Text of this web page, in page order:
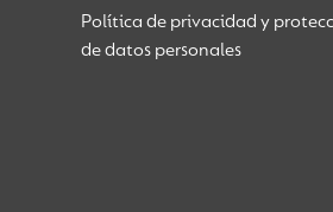
Política de privacidad y
de datos personales